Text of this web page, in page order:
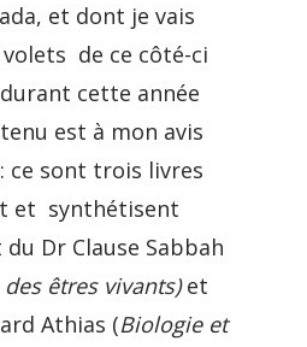
et dont je vais
de ce côté-ci
cette année
est à mon avis
ce sont trois livres
et synthétisent
du Dr Clause Sabbah
êtres vivants)et
Athias (Biologie et